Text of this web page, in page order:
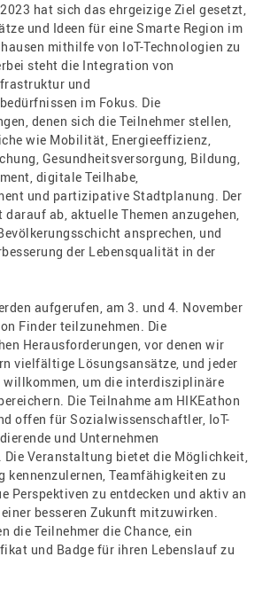
hat sich das ehrgeizige Ziel gesetzt,
und Ideen für eine Smarte Region im
mithilfe von IoT-Technologien zu
steht die Integration von
und
im Fokus. Die
denen sich die Teilnehmer stellen,
wie Mobilität, Energieeffizienz,
Gesundheitsversorgung, Bildung,
digitale Teilhabe,
und partizipative Stadtplanung. Der
darauf ab, aktuelle Themen anzugehen,
ansprechen, und
der Lebensqualität in der
aufgerufen, am 3. und 4. November
Finder teilzunehmen. Die
Herausforderungen, vor denen wir
vielfältige Lösungsansätze, und jeder
um die interdisziplinäre
Die Teilnahme am HIKEathon
offen für Sozialwissenschaftler, IoT-
und Unternehmen
Die Veranstaltung bietet die Möglichkeit,
kennenzulernen, Teamfähigkeiten zu
Perspektiven zu entdecken und aktiv an
besseren Zukunft mitzuwirken.
die Teilnehmer die Chance, ein
und Badge für ihren Lebenslauf zu